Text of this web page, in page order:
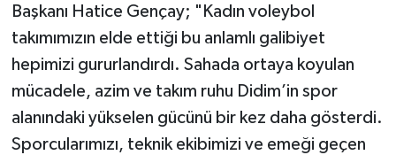
Başkanı Hatice Gençay; "Kadın voleybol
takımımızın elde ettiği bu anlamlı galibiyet
hepimizi gururlandırdı. Sahada ortaya koyulan
mücadele, azim ve takım ruhu Didim’in spor
alanındaki yükselen gücünü bir kez daha gösterdi.
Sporcularımızı, teknik ekibimizi ve emeği geçen